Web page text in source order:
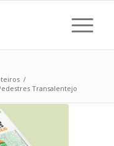
/
Transalentejo